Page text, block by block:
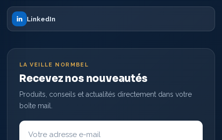
LinkedIn
LA VEILLE NORMBEL
Recevez nos nouveautés
Produits, conseils et actualités directement dans votre
boîte mail.
Votre
adresse